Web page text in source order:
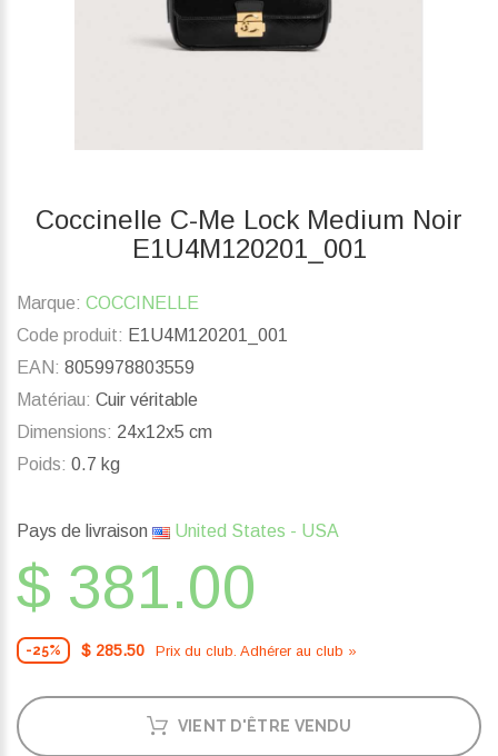
Coccinelle C-Me Lock Medium Noir
E1U4M120201_001
Marque: COCCINELLE
Code produit: E1U4M120201_001
EAN: 8059978803559
Matériau: Cuir véritable
Dimensions: 24x12x5 cm
Poids: 0.7 kg
Pays de livraison United States - USA
$ 381.00
-25% $ 285.50 Prix ​​du club. Adhérer au club »
VIENT D'ÊTRE VENDU